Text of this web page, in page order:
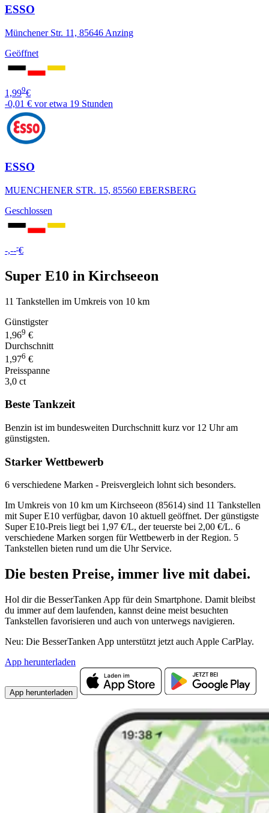
ESSO
Münchener Str. 11, 85646 Anzing
Geöffnet
1,999€
-0,01 € vor etwa 19 Stunden
ESSO
MUENCHENER STR. 15, 85560 EBERSBERG
Geschlossen
-,---€
Super E10 in Kirchseeon
11 Tankstellen im Umkreis von 10 km
Günstigster
1,969 €
Durchschnitt
1,976 €
Preisspanne
3,0 ct
Beste Tankzeit
Benzin ist im bundesweiten Durchschnitt kurz vor 12 Uhr am
günstigsten.
Starker Wettbewerb
6 verschiedene Marken - Preisvergleich lohnt sich besonders.
Im Umkreis von 10 km um Kirchseeon (85614) sind 11 Tankstellen
mit Super E10 verfügbar, davon 10 aktuell geöffnet. Der günstigste
Super E10-Preis liegt bei 1,97 €/L, der teuerste bei 2,00 €/L. 6
verschiedene Marken sorgen für Wettbewerb in der Region. 5
Tankstellen bieten rund um die Uhr Service.
Die besten Preise, immer live mit dabei.
Hol dir die BesserTanken App für dein Smartphone. Damit bleibst
du immer auf dem laufenden, kannst deine meist besuchten
Tankstellen favorisieren und auch von unterwegs navigieren.
Neu: Die BesserTanken App unterstützt jetzt auch Apple CarPlay.
App herunterladen
App herunterladen